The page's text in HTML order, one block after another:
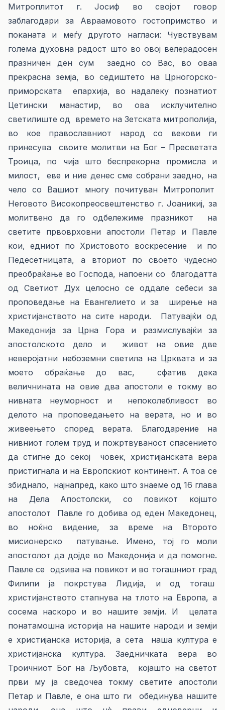
Митроплитот г. Јосиф во својот говор
заблагодари за Авраамовото гостопримство и
поканата и меѓу другото нагласи: Чувствувам
голема духовна радост што во овој велерадосен
празничен ден сум заедно со Вас, во оваа
прекрасна земја, во седиштето на Црногорско-
приморската епархија, во надалеку познатиот
Цетински манастир, во ова исклучително
светилиште од времето на Зетската митрополија,
во кое православниот народ со векови ги
принесува своите молитви на Бог – Пресветата
Троица, по чија што беспрекорна промисла и
милост, еве и ние денес сме собрани заедно, на
чело со Вашиот многу почитуван Митрополит
Неговото Високопреосвештенство г. Јоаникиј, за
молитвено да го одбележиме празникот на
светите првоврховни апостоли Петар и Павле
кои, едниот по Христовото воскресение и по
Педесетницата, а вториот по своето чудесно
преобраќање во Господа, напоени со благодатта
од Светиот Дух целосно се оддале себеси за
проповедање на Евангелието и за ширење на
христијанството на сите народи. Патувајќи од
Македонија за Црна Гора и размислувајќи за
апостолското дело и живот на овие две
неверојатни небоземни светила на Црквата и за
моето обраќање до вас, сфатив дека
величнината на овие два апостоли е токму во
нивната неуморност и непоколебливост во
делото на проповедањето на верата, но и во
живеењето според верата. Благодарение на
нивниот голем труд и пожртвуваност спасението
да стигне до секој човек, христијанската вера
пристигнала и на Европскиот континент. А тоа се
збиднало, најнапред, како што знаеме од 16 глава
на Дела Апостолски, со повикот којшто
апостолот Павле го добива од еден Македонец,
во ноќно видение, за време на Второто
мисионерско патување. Имено, тој го моли
апостолот да дојде во Македонија и да помогне.
Павле се одѕива на повикот и во тогашниот град
Филипи ја покрстува Лидија, и од тогаш
христијанството стапнува на тлото на Европа, а
сосема наскоро и во нашите земји. И целата
понатамошна историја на нашите народи и земји
е христијанска историја, а сета наша култура е
христијанска култура. Заедничката вера во
Троичниот Бог на Љубовта, којашто на светот
први му ја сведочеа токму светите апостоли
Петар и Павле, е она што ги обединува нашите